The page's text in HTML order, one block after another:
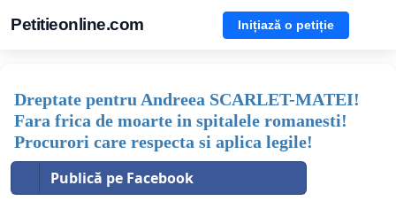
Petitieonline.com Inițiază o petiție
Dreptate pentru Andreea SCARLET-MATEI!
Fara frica de moarte in spitalele romanesti!
Procurori care respecta si aplica legile!
Publică pe Facebook